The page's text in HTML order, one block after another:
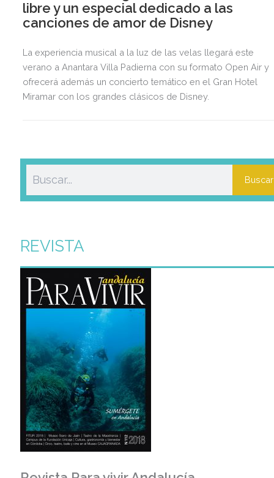
libre y un especial dedicado a las
canciones de amor de Disney
La experiencia musical a la luz de las velas llegará este
verano a Anantara Villa Padierna con su formato Open Air y
ofrecerá además un concierto temático en el Gran Hotel
Miramar con los grandes clásicos de Disney.
Buscar
REVISTA